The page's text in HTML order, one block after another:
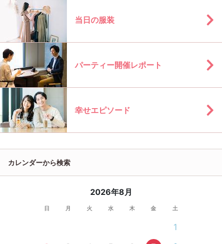
当日の服装
パーティー開催レポート
幸せエピソード
カレンダーから検索
2026年8月
日 月 火 水 木 金 土
1